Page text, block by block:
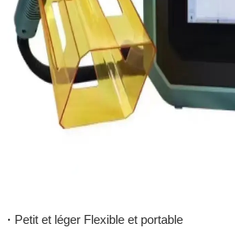
· Petit et léger Flexible et portable